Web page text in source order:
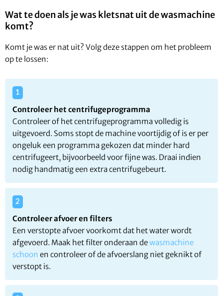
Wat te doen als je was kletsnat uit de wasmachine
komt?
Komt je was er nat uit? Volg deze stappen om het probleem
op te lossen:
Controleer het centrifugeprogramma
Controleer of het centrifugeprogramma volledig is
uitgevoerd. Soms stopt de machine voortijdig of is er per
ongeluk een programma gekozen dat minder hard
centrifugeert, bijvoorbeeld voor fijne was. Draai indien
nodig handmatig een extra centrifugebeurt.
Controleer afvoer en filters
Een verstopte afvoer voorkomt dat het water wordt
afgevoerd. Maak het filter onderaan dewasmachine
schoon en controleer of de afvoerslang niet geknikt of
verstopt is.